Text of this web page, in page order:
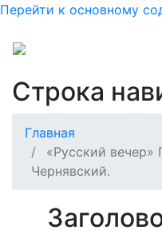
Перейти к основному
Строка
Главная
«Русский
Чернявский.